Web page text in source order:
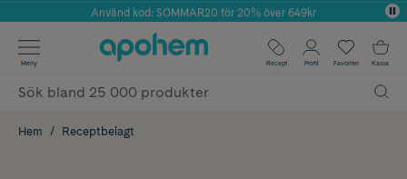
Årets Butik 2025 inom Skönhet
Använd kod: SOMMAR20 för 20% över 649kr
✓ Fri frakt
✓ Poäng på alla köp*
Meny Recept Profil Favoriter Kassa
Hem Receptbelagt